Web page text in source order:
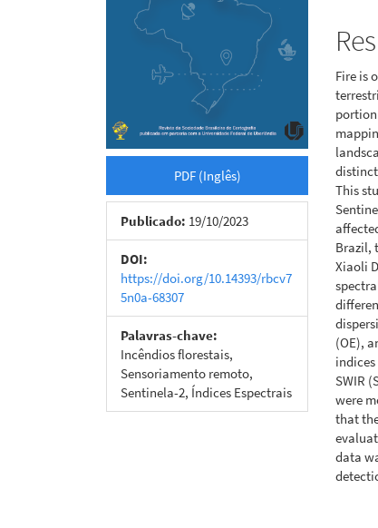
PDF (Inglês)
Publicado: 19/10/2023
DOI:
https://doi.org/10.14393/rbcv7
5n0a-68307
Palavras-chave:
Incêndios florestais,
Sensoriamento remoto,
Sentinela-2, Índices Espectrais
Fire is
This
Brazil,
Xiaoli
(OE),
SWIR
were
that
data